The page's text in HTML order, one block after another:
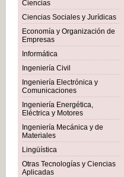
Ciencias
Ciencias Sociales y Jurídicas
Economía y Organización de
Empresas
Informática
Ingeniería Civil
Ingeniería Electrónica y
Comunicaciones
Ingeniería Energética,
Eléctrica y Motores
Ingeniería Mecánica y de
Materiales
Lingüística
Otras Tecnologías y Ciencias
Aplicadas